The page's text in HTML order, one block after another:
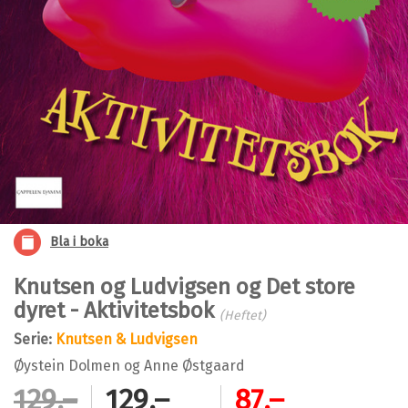
Bla i boka
Knutsen og Ludvigsen og Det store
dyret - Aktivitetsbok (Heftet)
Serie: Knutsen & Ludvigsen
Øystein Dolmen og Anne Østgaard
129,– 129,– 87,–